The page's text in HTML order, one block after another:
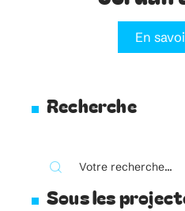
En
Recherche
Sous les